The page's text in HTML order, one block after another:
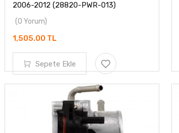
2006-2012 (28820-PWR-013)
(0 Yorum)
1,505.00 TL
Sepete Ekle